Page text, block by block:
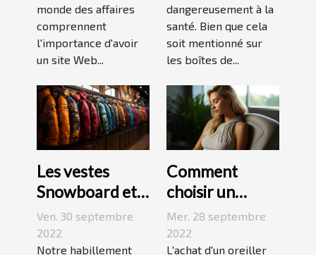
monde des affaires
comprennent
l'importance d'avoir
un site Web...
dangereusement à la
santé. Bien que cela
soit mentionné sur
les boîtes de...
Les vestes
Snowboard et
Ski
Ven. 30 septembre
2022
Notre habillement
Comment
choisir un
oreiller
ergonomique ?
Mer. 28 septembre
2022
L'achat d'un oreiller